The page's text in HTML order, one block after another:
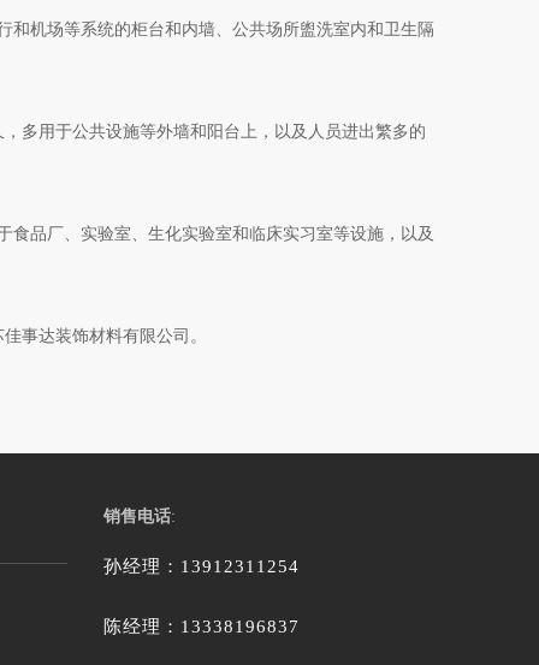
机场等系统的柜台和内墙、公共场所盥洗室内和卫生隔
多用于公共设施等外墙和阳台上，以及人员进出繁多的
品厂、实验室、生化实验室和临床实习室等设施，以及
事达装饰材料有限公司。
销售电话:
孙经理：13912311254
陈经理：13338196837